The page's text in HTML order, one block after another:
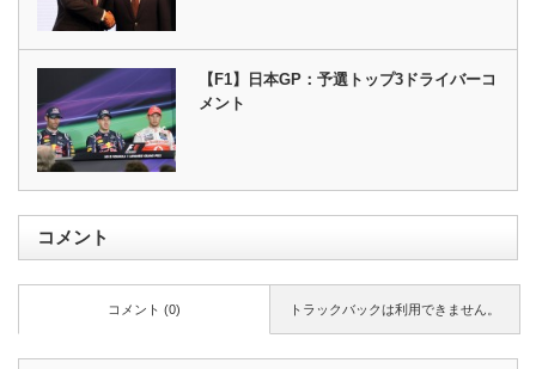
【F1】日本GP：予選トップ3ドライバーコ
メント
コメント
トラックバックは利用できません。
コメント (0)